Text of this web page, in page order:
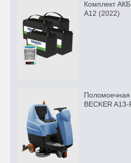
Комплект
A12 (2022)
BECKER